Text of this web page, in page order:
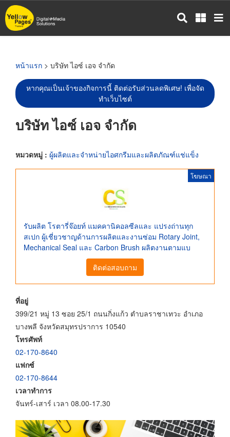
ข้าม
ไป
หน้าแรก > บริษัท ไอซ์ เอจ จำกัด
หากคุณเป็นเจ้าของกิจการนี้ ติดต่อรับส่วนลดพิเศษ! เพื่อจัด
ทำเว็บไซต์
บริษัท ไอซ์ เอจ จำกัด
หมวดหมู่ : ผู้ผลิตและจำหน่ายไอศกรีมและผลิตภัณฑ์แช่แข็ง
โฆษณา
รับผลิต โรตารี่จ๊อยท์ แมคคานิคอลซีลและ แปรงถ่านทุก
สเปก ผู้เชี่ยวชาญด้านการผลิตและงานซ่อม Rotary Joint,
Mechanical Seal และ Carbon Brush ผลิตงานตามแบ
ติดต่อสอบถาม
ที่อยู่
399/21 หมู่ 13 ซอย 25/1 ถนนกิ่งแก้ว ตำบลราชาเทวะ อำเภอ
บางพลี จังหวัดสมุทรปราการ 10540
โทรศัพท์
02-170-8640
แฟกซ์
02-170-8644
เวลาทำการ
จันทร์-เสาร์ เวลา 08.00-17.30